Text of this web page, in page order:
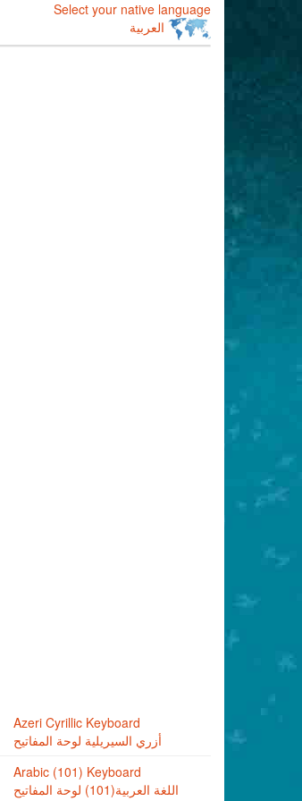
Select your native language
Azeri Cyrillic Keyboard
أزري السيريلية لوحة المفاتيح
Arabic (101) Keyboard
اللغة العربية(101) لوحة المفاتيح